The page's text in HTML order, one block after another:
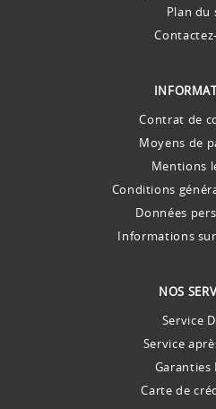
Plan du
Contrat de
Moyens de
Mentions
Conditions
Données
Informations
NOS
Service
Service
Garanties
Carte de